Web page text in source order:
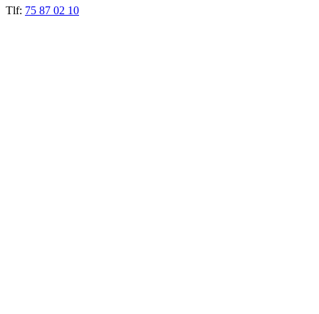
Tlf: 75 87 02 10